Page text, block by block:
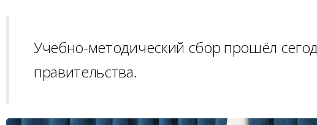
Учебно-методический сбор прошёл
правительства.